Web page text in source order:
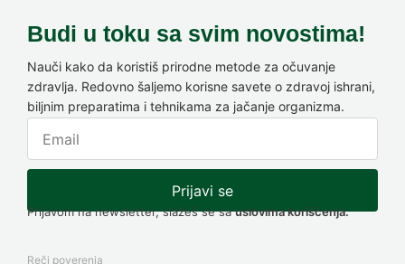
Budi u toku sa svim novostima!
Nauči kako da koristiš prirodne metode za očuvanje
zdravlja. Redovno šaljemo korisne savete o zdravoj ishrani,
biljnim preparatima i tehnikama za jačanje organizma.
Prijavi se
Prijavom na newsletter, slažeš se sauslovima korišćenja.
Reči poverenja